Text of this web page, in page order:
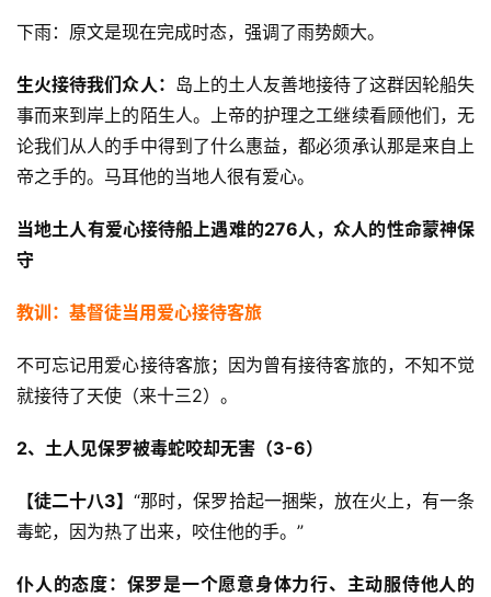
下雨：原文是现在完成时态，强调了雨势颇大。
生火接待我们众人： 岛上的土人友善地接待了这群因轮船失
事而来到岸上的陌生人。上帝的护理之工继续看顾他们，无
论我们从人的手中得到了什么惠益，都必须承认那是来自上
帝之手的。马耳他的当地人很有爱心。
当地土人有爱心接待船上遇难的276人，众人的性命蒙神保
守
教训：基督徒当用爱心接待客旅
不可忘记用爱心接待客旅；因为曾有接待客旅的，不知不觉
就接待了天使（来十三2）。
2、土人见保罗被毒蛇咬却无害（3-6）
【徒二十八3】“那时，保罗拾起一捆柴，放在火上，有一条
毒蛇，因为热了出来，咬住他的手。”
仆人的态度：保罗是一个愿意身体力行、主动服侍他人的